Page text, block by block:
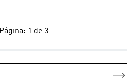
Página: 1 de 3